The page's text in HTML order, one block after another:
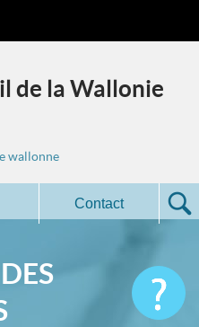
de la Wallonie
wallonne
Contact